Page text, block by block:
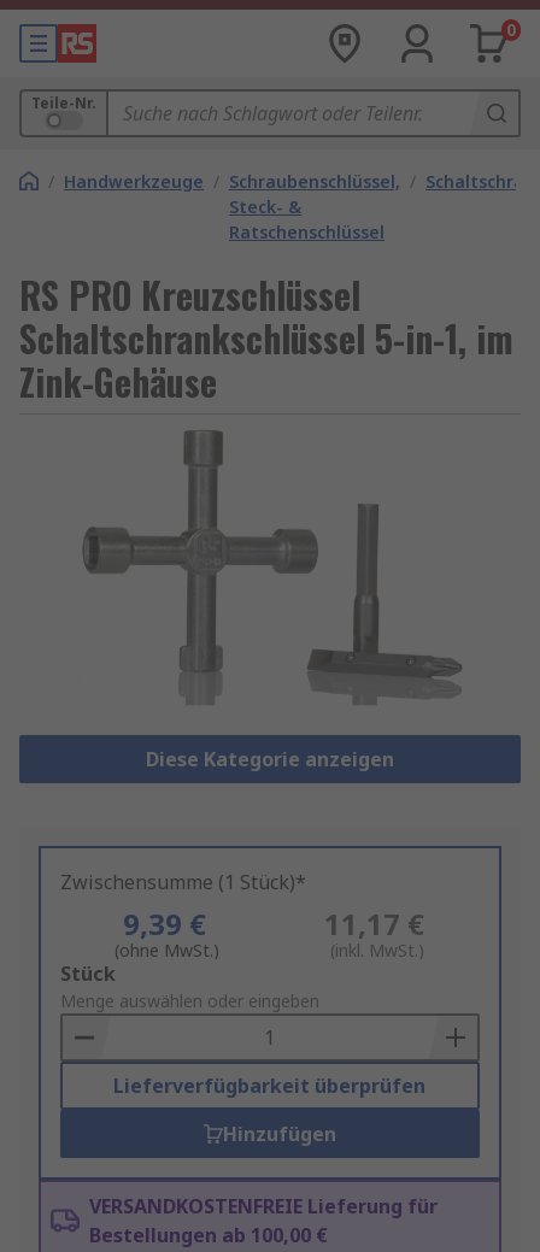
0
Teile-Nr.
/ Handwerkzeuge / Schraubenschlüssel,
Steck- &
Ratschenschlüssel
/
RS PRO Kreuzschlüssel
Schaltschrankschlüssel 5-in-1, im
Zink-Gehäuse
Diese Kategorie anzeigen
Zwischensumme (1 Stück)*
9,39 €
(ohne MwSt.)
11,17 €
(inkl. MwSt.)
Add
to
Basket
Stück
Menge auswählen oder eingeben
Lieferverfügbarkeit überprüfen
Hinzufügen
VERSANDKOSTENFREIE Lieferung für
Bestellungen ab 100,00 €